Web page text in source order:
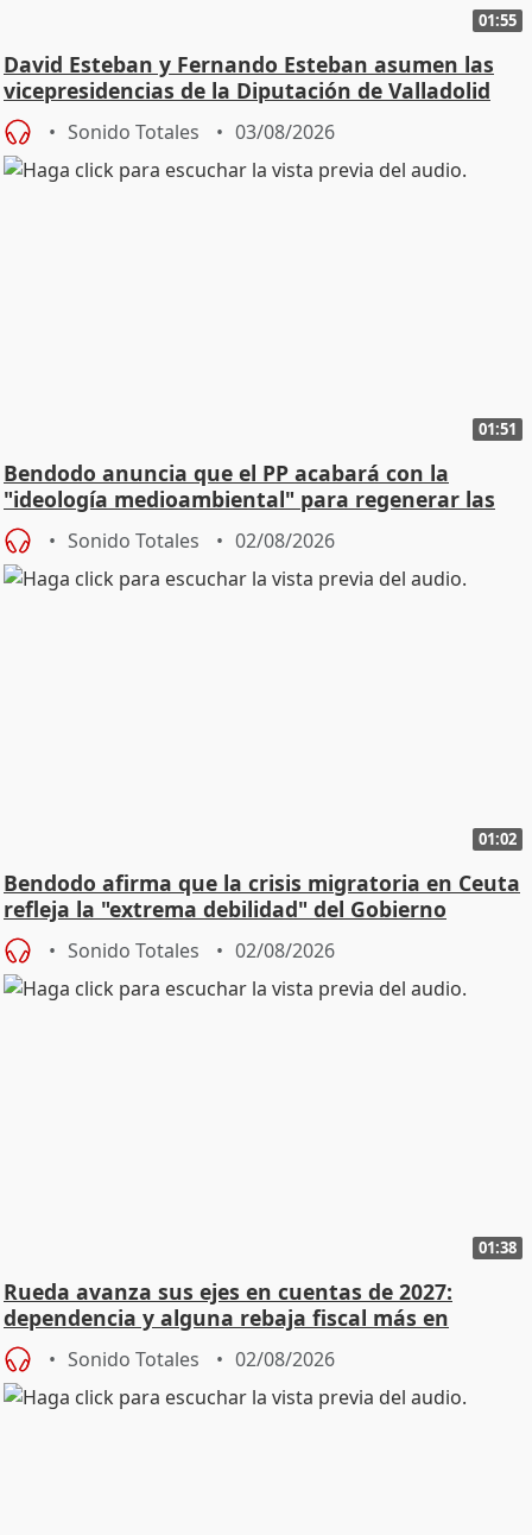
01:55
David Esteban y Fernando Esteban asumen las
vicepresidencias de la Diputación de Valladolid
Sonido Totales 03/08/2026
01:51
Bendodo anuncia que el PP acabará con la
"ideología medioambiental" para regenerar las
playas
Sonido Totales 02/08/2026
01:02
Bendodo afirma que la crisis migratoria en Ceuta
refleja la "extrema debilidad" del Gobierno
Sonido Totales 02/08/2026
01:38
Rueda avanza sus ejes en cuentas de 2027:
dependencia y alguna rebaja fiscal más en
vivienda
Sonido Totales 02/08/2026